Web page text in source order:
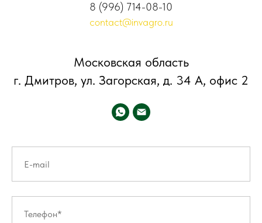
8 (996) 714-08-10
contact@invagro.ru
Московская область
г. Дмитров, ул. Загорская, д. 34 А, офис 2